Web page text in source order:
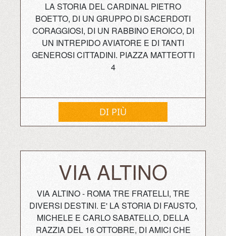
LA STORIA DEL CARDINAL PIETRO
BOETTO, DI UN GRUPPO DI SACERDOTI
CORAGGIOSI, DI UN RABBINO EROICO, DI
UN INTREPIDO AVIATORE E DI TANTI
GENEROSI CITTADINI. PIAZZA MATTEOTTI
4
DI PIÙ
VIA ALTINO
VIA ALTINO - ROMA TRE FRATELLI, TRE
DIVERSI DESTINI. E' LA STORIA DI FAUSTO,
MICHELE E CARLO SABATELLO, DELLA
RAZZIA DEL 16 OTTOBRE, DI AMICI CHE